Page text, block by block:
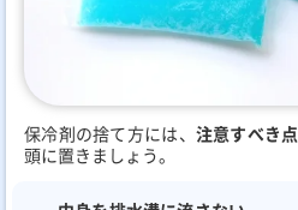
保冷剤の捨て方には、 注意すべき点
頭に置きましょう。